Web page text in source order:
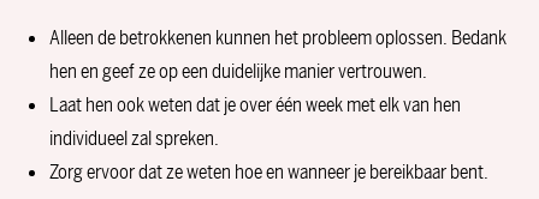
Alleen de betrokkenen kunnen het probleem oplossen. Bedank
hen en geef ze op een duidelijke manier vertrouwen.
Laat hen ook weten dat je over één week met elk van hen
individueel zal spreken.
Zorg ervoor dat ze weten hoe en wanneer je bereikbaar bent.